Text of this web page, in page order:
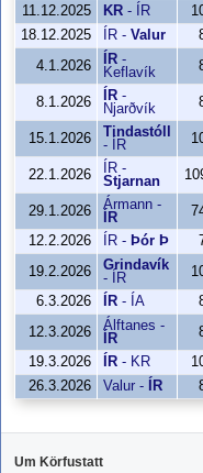
11.12.2025 KR - ÍR
18.12.2025 ÍR - Valur
4.1.2026 ÍR -
Keflavík
8.1.2026 ÍR -
Njarðvík
15.1.2026
Tindastóll
-
ÍR
22.1.2026 ÍR -
Stjarnan
29.1.2026 Ármann -
ÍR
12.2.2026 ÍR - Þór Þ
19.2.2026
Grindavík
-
ÍR
6.3.2026 ÍR - ÍA
12.3.2026 Álftanes -
ÍR
19.3.2026 ÍR - KR
26.3.2026 Valur - ÍR
Um Körfustatt